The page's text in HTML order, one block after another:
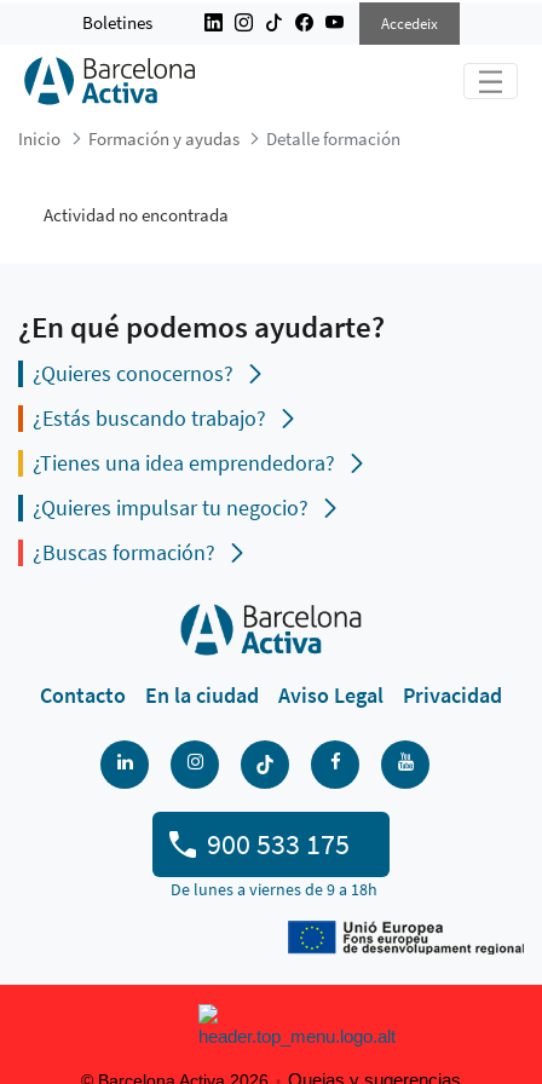
DETALLE FORMACIÓN
Boletines Accedeix
Inicio Formación y ayudas Detalle formación
Actividad no encontrada
¿En qué podemos ayudarte?
¿Quieres conocernos?
¿Estás buscando trabajo?
¿Tienes una idea emprendedora?
¿Quieres impulsar tu negocio?
¿Buscas formación?
Contacto En la ciudad Aviso Legal Privacidad
900 533 175
De lunes a viernes de 9 a 18h